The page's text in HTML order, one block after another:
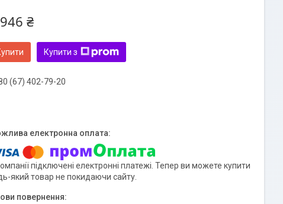
₴
Купити з
(67) 402-79-20
підключені електронні платежі. Тепер ви можете купити
який товар не покидаючи сайту.